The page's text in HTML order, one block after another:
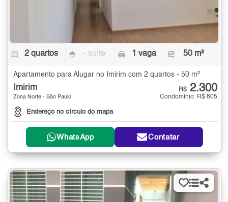
2 quartos - suíte 1 vaga 50 m²
Apartamento para Alugar no Imirim com 2 quartos - 50 m²
Imirim
Zona Norte - São Paulo
Endereço no círculo do mapa
R$ 2.300
Condomínio: R$ 805
WhatsApp Contatar